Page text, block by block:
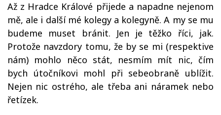
Až z Hradce Králové přijede a napadne nejenom
mě, ale i další mé kolegy a kolegyně. A my se mu
budeme muset bránit. Jen je těžko říci, jak.
Protože navzdory tomu, že by se mi (respektive
nám) mohlo něco stát, nesmím mít nic, čím
bych útočníkovi mohl při sebeobraně ublížit.
Nejen nic ostrého, ale třeba ani náramek nebo
řetízek.